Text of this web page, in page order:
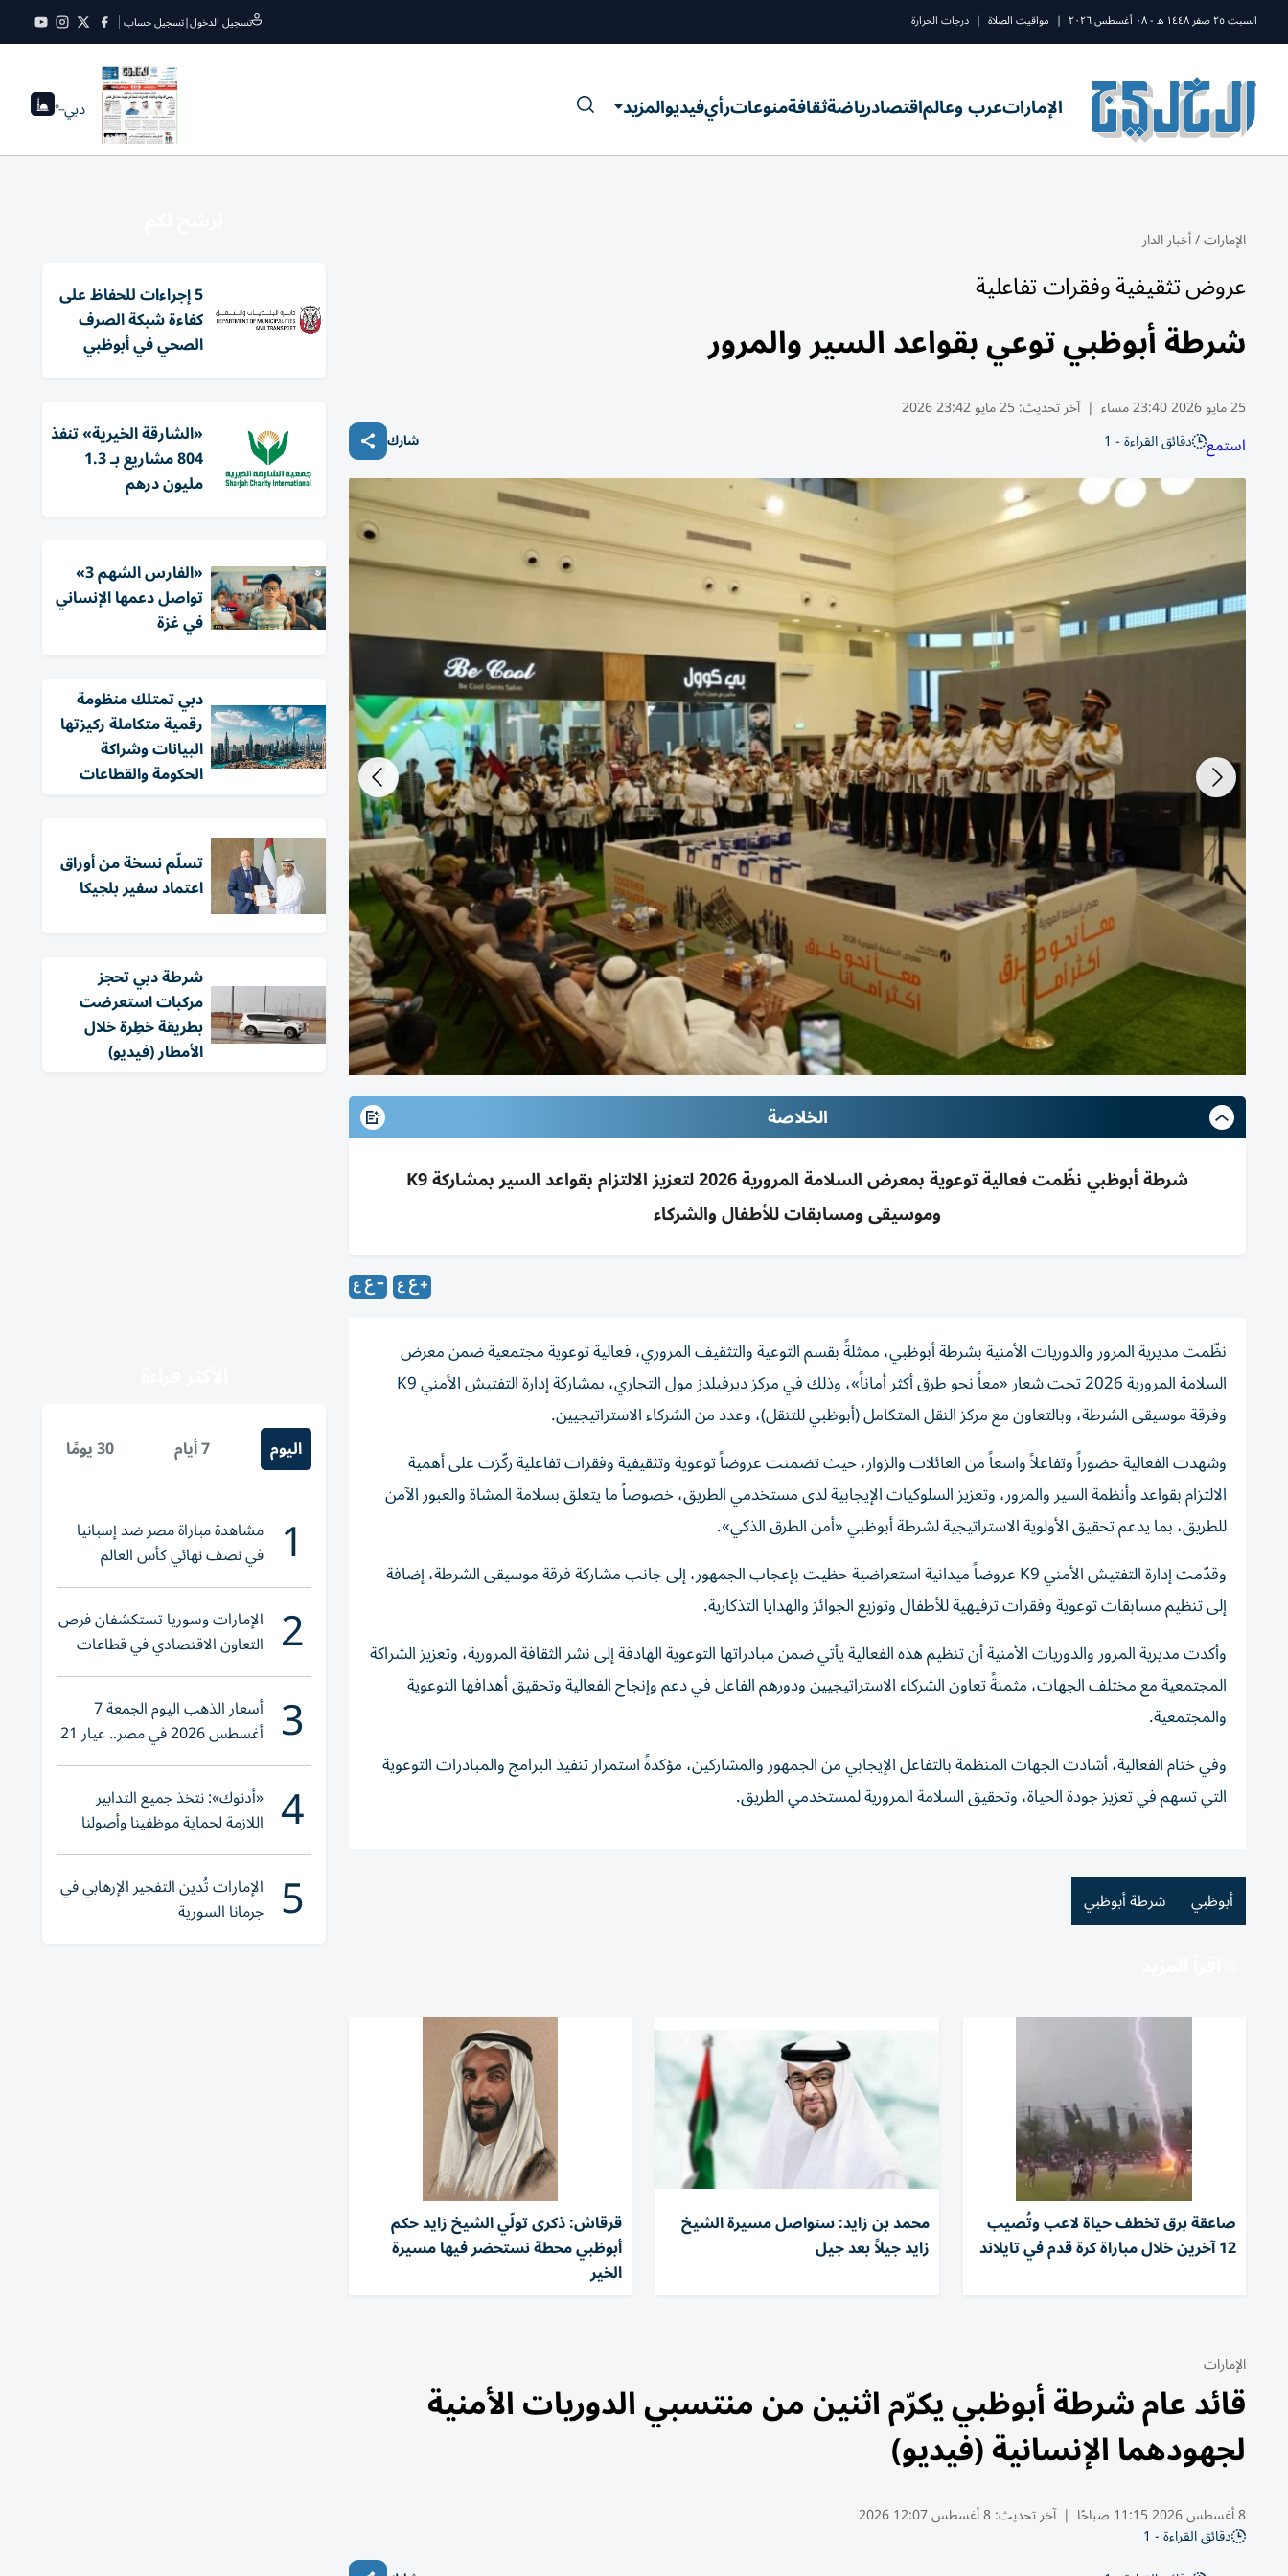
السبت ٢٥ صفر ١٤٤٨ ه - ٠٨ أغسطس ٢٠٢٦ | مواقيت الصلاة | درجات الحرارة تسجيل الدخول|تسجيل حساب
الإماراتعرب وعالماقتصادرياضةثقافةمنوعاترأيفيديوالمزيد دبي--°
الإمارات/أخبار الدار
عروض تثقيفية وفقرات تفاعلية
شرطة أبوظبي توعي بقواعد السير والمرور
25 مايو 2026 23:40 مساء | آخر تحديث:25 مايو 23:42 2026
استمع دقائق القراءة - 1 شارك
الخلاصة
شرطة أبوظبي نظّمت فعالية توعوية بمعرض السلامة المرورية 2026 لتعزيز الالتزام بقواعد السير بمشاركة K9
وموسيقى ومسابقات للأطفال والشركاء
نظّمت مديرية المرور والدوريات الأمنية بشرطة أبوظبي، ممثلةً بقسم التوعية والتثقيف المروري، فعالية توعوية مجتمعية ضمن معرض
السلامة المرورية 2026 تحت شعار «معاً نحو طرق أكثر أماناً»، وذلك في مركز ديرفيلدز مول التجاري، بمشاركة إدارة التفتيش الأمني K9
وفرقة موسيقى الشرطة، وبالتعاون مع مركز النقل المتكامل (أبوظبي للتنقل)، وعدد من الشركاء الاستراتيجيين.
وشهدت الفعالية حضوراً وتفاعلاً واسعاً من العائلات والزوار، حيث تضمنت عروضاً توعوية وتثقيفية وفقرات تفاعلية ركّزت على أهمية
الالتزام بقواعد وأنظمة السير والمرور، وتعزيز السلوكيات الإيجابية لدى مستخدمي الطريق، خصوصاً ما يتعلق بسلامة المشاة والعبور الآمن
للطريق، بما يدعم تحقيق الأولوية الاستراتيجية لشرطة أبوظبي «أمن الطرق الذكي».
وقدّمت إدارة التفتيش الأمني K9 عروضاً ميدانية استعراضية حظيت بإعجاب الجمهور، إلى جانب مشاركة فرقة موسيقى الشرطة، إضافة
إلى تنظيم مسابقات توعوية وفقرات ترفيهية للأطفال وتوزيع الجوائز والهدايا التذكارية.
وأكدت مديرية المرور والدوريات الأمنية أن تنظيم هذه الفعالية يأتي ضمن مبادراتها التوعوية الهادفة إلى نشر الثقافة المرورية، وتعزيز الشراكة
المجتمعية مع مختلف الجهات، مثمنةً تعاون الشركاء الاستراتيجيين ودورهم الفاعل في دعم وإنجاح الفعالية وتحقيق أهدافها التوعوية
والمجتمعية.
وفي ختام الفعالية، أشادت الجهات المنظمة بالتفاعل الإيجابي من الجمهور والمشاركين، مؤكدةً استمرار تنفيذ البرامج والمبادرات التوعوية
التي تسهم في تعزيز جودة الحياة، وتحقيق السلامة المرورية لمستخدمي الطريق.
أبوظبي شرطة أبوظبي
صاعقة برق تخطف حياة لاعب وتُصيب
12 آخرين خلال مباراة كرة قدم في تايلاند
محمد بن زايد: سنواصل مسيرة الشيخ
زايد جيلاً بعد جيل
قرقاش: ذكرى تولّي الشيخ زايد حكم
أبوظبي محطة نستحضر فيها مسيرة
الخير
الإمارات
قائد عام شرطة أبوظبي يكرّم اثنين من منتسبي الدوريات الأمنية
لجهودهما الإنسانية (فيديو)
8 أغسطس 2026 11:15 صباحًا | آخر تحديث:8 أغسطس 12:07 2026
دقائق القراءة - 1
5 إجراءات للحفاظ على
كفاءة شبكة الصرف
الصحي في أبوظبي
«الشارقة الخيرية» تنفذ
804 مشاريع بـ 1.3
مليون درهم
«الفارس الشهم 3»
تواصل دعمها الإنساني
في غزة
دبي تمتلك منظومة
رقمية متكاملة ركيزتها
البيانات وشراكة
الحكومة والقطاعات
تسلّم نسخة من أوراق
اعتماد سفير بلجيكا
شرطة دبي تحجز
مركبات استعرضت
بطريقة خطِرة خلال
الأمطار (فيديو)
اليوم 7 أيام 30 يومًا
1 مشاهدة مباراة مصر ضد إسبانيا
في نصف نهائي كأس العالم
لناشئات اليد 2026
2 الإمارات وسوريا تستكشفان فرص
التعاون الاقتصادي في قطاعات
حيوية
3 أسعار الذهب اليوم الجمعة 7
أغسطس 2026 في مصر.. عيار 21
يقترب من هذا الرقم
4 «أدنوك»: نتخذ جميع التدابير
اللازمة لحماية موظفينا وأصولنا
وعملياتنا
5 الإمارات تُدين التفجير الإرهابي في
جرمانا السورية